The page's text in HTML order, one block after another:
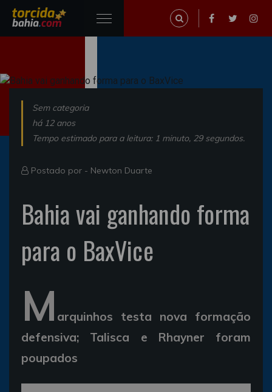
Sem categoria
há 12 anos
Tempo estimado para a leitura: 1 minuto, 29 segundos.
Postado por - Newton Duarte
Bahia vai ganhando forma
para o BaxVice
M arquinhos testa nova formação
defensiva; Talisca e Rhayner foram
poupados